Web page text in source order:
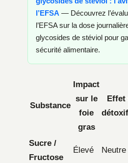
l’EFSA — Découvrez
l’EFSA sur la dose
glycosides de stéviol pour
sécurité alimentaire.
Substance
Impact
sur le
foie
gras
Sucre /
Fructose
Élevé Neutre